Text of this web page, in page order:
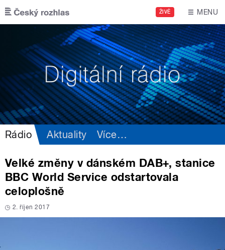
Přejít k hlavnímu obsahu
ŽIVĚ MENU
Rádio Aktuality Více…
Velké změny v dánském DAB+, stanice
BBC World Service odstartovala
celoplošně
2. říjen 2017